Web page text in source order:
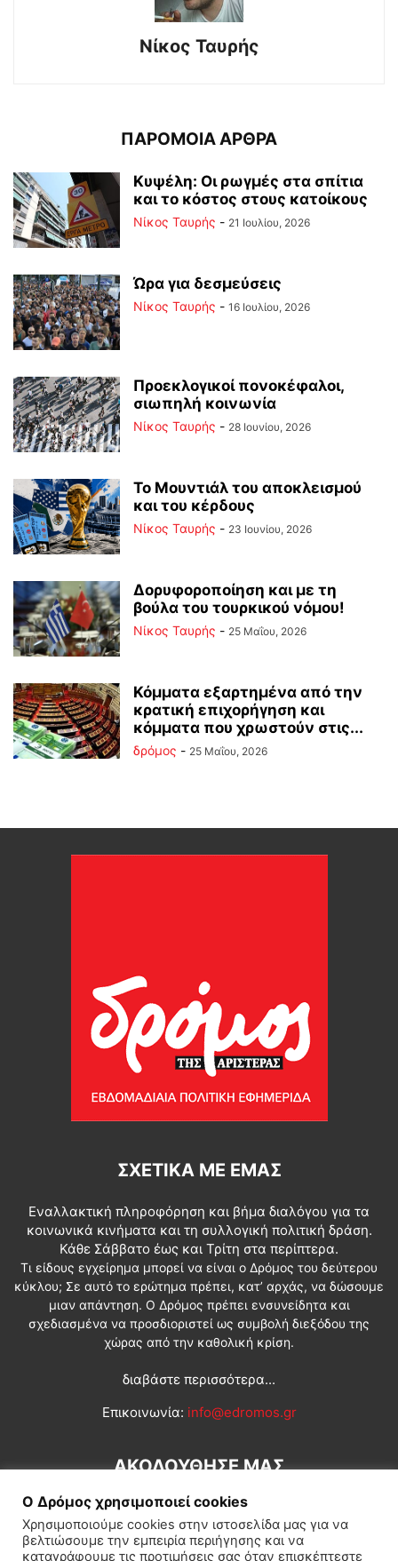
Νίκος Ταυρής
ΠΑΡΟΜΟΙΑ ΑΡΘΡΑ
Κυψέλη: Οι ρωγμές στα σπίτια
και το κόστος στους κατοίκους
Νίκος Ταυρής - 21 Ιουλίου, 2026
Ώρα για δεσμεύσεις
Νίκος Ταυρής - 16 Ιουλίου, 2026
Προεκλογικοί πονοκέφαλοι,
σιωπηλή κοινωνία
Νίκος Ταυρής - 28 Ιουνίου, 2026
Το Μουντιάλ του αποκλεισμού
και του κέρδους
Νίκος Ταυρής - 23 Ιουνίου, 2026
Δορυφοροποίηση και με τη
βούλα του τουρκικού νόμου!
Νίκος Ταυρής - 25 Μαΐου, 2026
Κόμματα εξαρτημένα από την
κρατική επιχορήγηση και
κόμματα που χρωστούν στις...
δρόμος - 25 Μαΐου, 2026
ΣΧΕΤΙΚΆ ΜΕ ΕΜΆΣ
Εναλλακτική πληροφόρηση και βήμα διαλόγου για τα
κοινωνικά κινήματα και τη συλλογική πολιτική δράση.
Κάθε Σάββατο έως και Τρίτη στα περίπτερα.
Τι είδους εγχείρημα μπορεί να είναι ο Δρόμος του δεύτερου
κύκλου; Σε αυτό το ερώτημα πρέπει, κατ’ αρχάς, να δώσουμε
μιαν απάντηση. Ο Δρόμος πρέπει ενσυνείδητα και
σχεδιασμένα να προσδιοριστεί ως συμβολή διεξόδου της
χώρας από την καθολική κρίση.
διαβάστε περισσότερα...
Επικοινωνία: info@edromos.gr
ΑΚΟΛΟΥΘΗΣΕ ΜΑΣ
Ο Δρόμος χρησιμοποιεί cookies
Χρησιμοποιούμε cookies στην ιστοσελίδα μας για να
βελτιώσουμε την εμπειρία περιήγησης και να
καταγράφουμε τις προτιμήσεις σας όταν επισκέπτεστε